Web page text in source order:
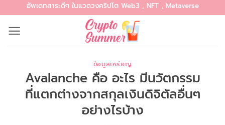
content
อัพเดทสาระดีๆ ในแวดวงคริปโต Web3 , NFT , Metaverse
ข้อมูลเหรียญ
Avalanche คือ อะไร มีนวัตกรรม
ที่แตกต่างจากสกุลเงินดิจิตัลอื่นๆ
อย่างไรบ้าง